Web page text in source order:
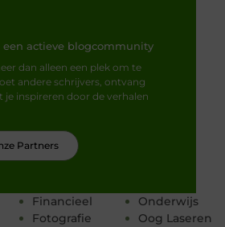
Financieel
Fotografie
Onderwijs
Oog Laseren
een actieve blogcommunity
dan alleen een plek om te
andere schrijvers, ontvang
je inspireren door de verhalen
Partners